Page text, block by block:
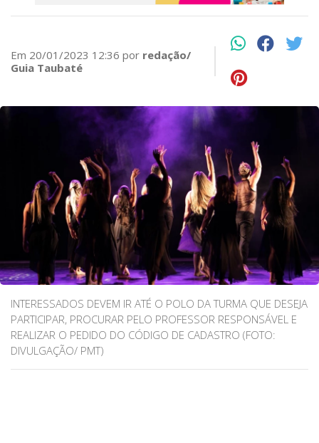
Em 20/01/2023 12:36 por redação/
Guia Taubaté
INTERESSADOS DEVEM IR ATÉ O POLO DA TURMA QUE DESEJA
PARTICIPAR, PROCURAR PELO PROFESSOR RESPONSÁVEL E
REALIZAR O PEDIDO DO CÓDIGO DE CADASTRO (FOTO:
DIVULGAÇÃO/ PMT)